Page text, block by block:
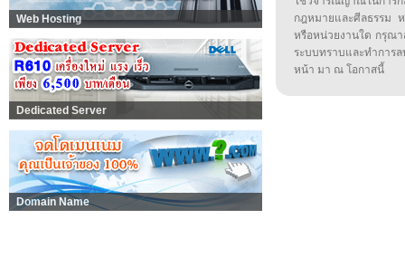
Web Hosting
Dedicated Server
Domain Name
กฎหมายและศีลธรรม
หรือหน่วยงานใด กรุณา
ระบบทราบและทำกา
หน้า มา ณ โอกาสนี้